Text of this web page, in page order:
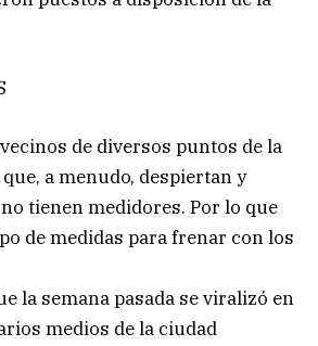
de diversos puntos de la
a menudo, despiertan y
tienen medidores. Por lo que
de medidas para frenar con los
la semana pasada se viralizó en
medios de la ciudad